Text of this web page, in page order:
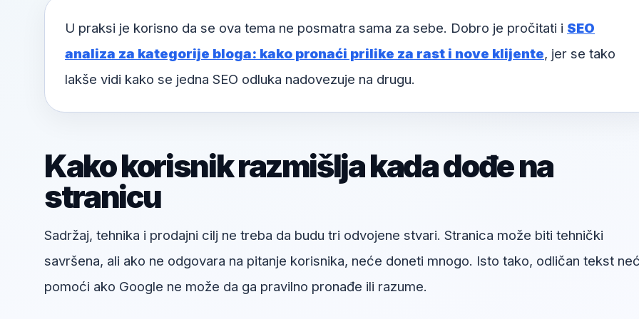
U praksi je korisno da se ova tema ne posmatra sama za sebe. Dobro je pročitati i SEO
analiza za kategorije bloga: kako pronaći prilike za rast i nove klijente, jer se tako
lakše vidi kako se jedna SEO odluka nadovezuje na drugu.
Kako korisnik razmišlja kada dođe na
stranicu
Sadržaj, tehnika i prodajni cilj ne treba da budu tri odvojene stvari. Stranica može biti tehnički
savršena, ali ako ne odgovara na pitanje korisnika, neće doneti mnogo. Isto tako, odličan tekst
pomoći ako Google ne može da ga pravilno pronađe ili razume.